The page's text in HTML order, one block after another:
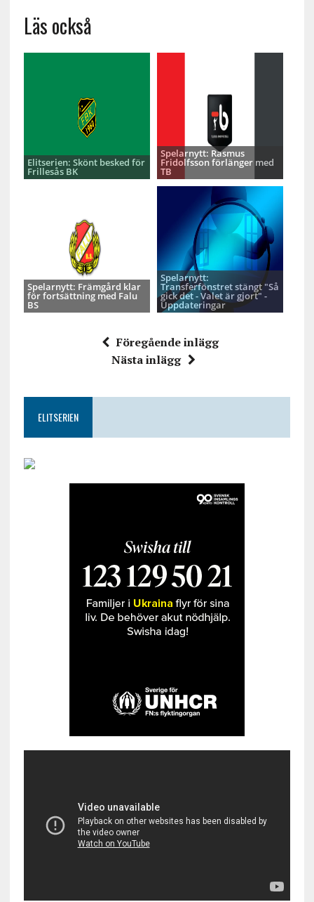
Läs också
Elitserien: Skönt besked för
Frillesås BK
Spelarnytt: Rasmus
Fridolfsson förlänger med
TB
Spelarnytt: Främgård klar
för fortsättning med Falu
BS
Spelarnytt:
Transferfönstret stängt "Så
gick det - Valet är gjort" -
Uppdateringar
Föregående inlägg
Nästa inlägg
ELITSERIEN